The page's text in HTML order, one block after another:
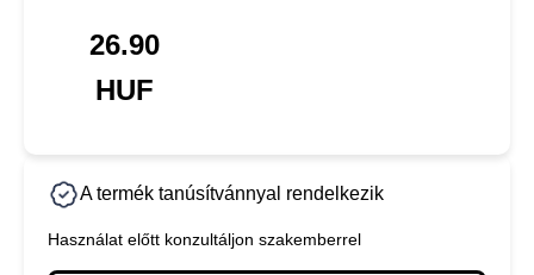
26.90
HUF
A termék tanúsítvánnyal rendelkezik
Használat előtt konzultáljon szakemberrel